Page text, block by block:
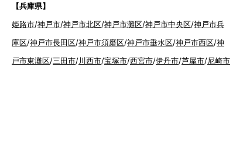
【兵庫県】
姫路市/神戸市/神戸市北区/神戸市灘区/神戸市中央区/神戸市兵
庫区/神戸市長田区/神戸市須磨区/神戸市垂水区/神戸市西区/神
戸市東灘区/三田市/川西市/宝塚市/西宮市/伊丹市/芦屋市/尼崎市